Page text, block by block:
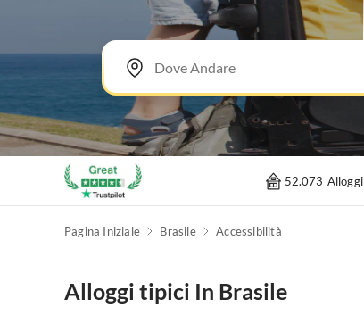
52.073 Alloggi
Pagina Iniziale Brasile Accessibilità
Alloggi tipici In Brasile